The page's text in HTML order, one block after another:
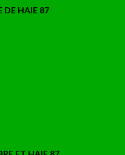
DE HAIE 87